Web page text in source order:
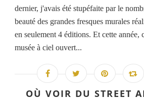
dernier, j'avais été stupéfaite par le
beauté des grandes fresques murales
en seulement 4 éditions. Et cette année,
musée à ciel ouvert...
OÙ VOIR DU STREET